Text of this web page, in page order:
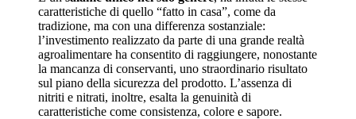
caratteristiche di quello “fatto in casa”, come da
tradizione, ma con una differenza sostanziale:
l’investimento realizzato da parte di una grande realtà
agroalimentare ha consentito di raggiungere, nonostante
la mancanza di conservanti, uno straordinario risultato
sul piano della sicurezza del prodotto. L’assenza di
nitriti e nitrati, inoltre, esalta la genuinità di
caratteristiche come consistenza, colore e sapore.